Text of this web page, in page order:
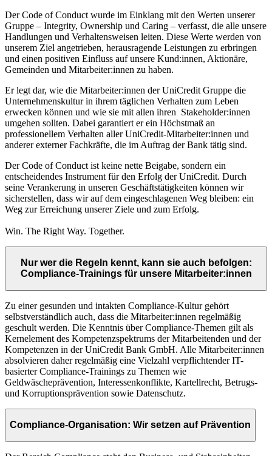
Der Code of Conduct wurde im Einklang mit den Werten unserer
Gruppe – Integrity, Ownership und Caring – verfasst, die alle unsere
Handlungen und Verhaltensweisen leiten. Diese Werte werden von
unserem Ziel angetrieben, herausragende Leistungen zu erbringen
und einen positiven Einfluss auf unsere Kund:innen, Aktionäre,
Gemeinden und Mitarbeiter:innen zu haben.
Er legt dar, wie die Mitarbeiter:innen der UniCredit Gruppe die
Unternehmenskultur in ihrem täglichen Verhalten zum Leben
erwecken können und wie sie mit allen ihren Stakeholder:innen
umgehen sollten. Dabei garantiert er ein Höchstmaß an
professionellem Verhalten aller UniCredit-Mitarbeiter:innen und
anderer externer Fachkräfte, die im Auftrag der Bank tätig sind.
Der Code of Conduct ist keine nette Beigabe, sondern ein
entscheidendes Instrument für den Erfolg der UniCredit. Durch
seine Verankerung in unseren Geschäftstätigkeiten können wir
sicherstellen, dass wir auf dem eingeschlagenen Weg bleiben: ein
Weg zur Erreichung unserer Ziele und zum Erfolg.
Win. The Right Way. Together.
Nur wer die Regeln kennt, kann sie auch befolgen:
Compliance-Trainings für unsere Mitarbeiter:innen
Zu einer gesunden und intakten Compliance-Kultur gehört
selbstverständlich auch, dass die Mitarbeiter:innen regelmäßig
geschult werden. Die Kenntnis über Compliance-Themen gilt als
Kernelement des Kompetenzspektrums der Mitarbeitenden und der
Kompetenzen in der UniCredit Bank GmbH. Alle Mitarbeiter:innen
absolvieren daher regelmäßig eine Vielzahl verpflichtender IT-
basierter Compliance-Trainings zu Themen wie
Geldwäscheprävention, Interessenkonflikte, Kartellrecht, Betrugs-
und Korruptionsprävention sowie Datenschutz.
Compliance-Organisation: Wir setzen auf Prävention